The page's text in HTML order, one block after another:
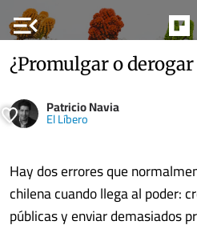
menu_open
¿Promulgar o derogar
Patricio Navia
El Líbero
Hay dos errores que
chilena cuando llega al poder:
públicas y enviar demasiados